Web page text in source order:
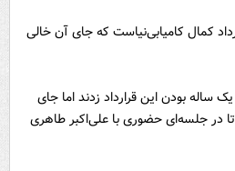
کمال کامیابی‌نیاست که جای آن خالی
بودن این قرارداد زدند اما جای
در جلسه‌ای حضوری با علی‌اکبر طاهری